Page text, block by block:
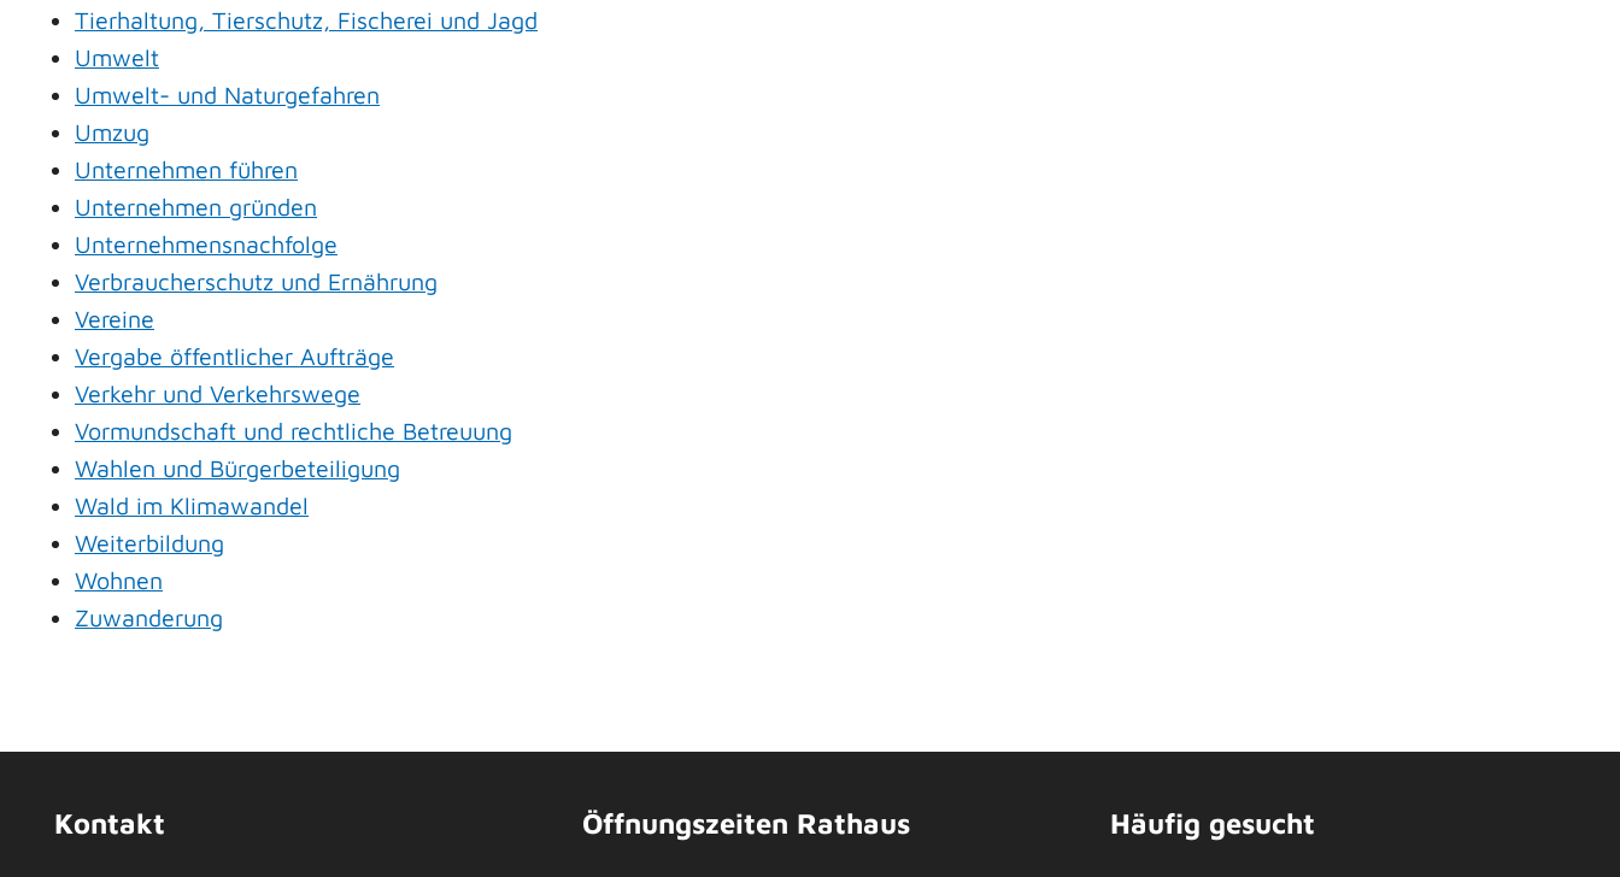
Tierhaltung, Tierschutz, Fischerei und Jagd
Umwelt
Umwelt- und Naturgefahren
Umzug
Unternehmen führen
Unternehmen gründen
Unternehmensnachfolge
Verbraucherschutz und Ernährung
Vereine
Vergabe öffentlicher Aufträge
Verkehr und Verkehrswege
Vormundschaft und rechtliche Betreuung
Wahlen und Bürgerbeteiligung
Wald im Klimawandel
Weiterbildung
Wohnen
Zuwanderung
Kontakt Öffnungszeiten Rathaus Häufig gesucht